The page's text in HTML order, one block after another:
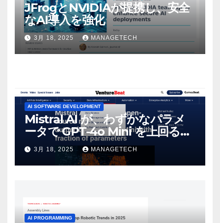
JFrogとNVIDIAが提携し、安全
なAI導入を強化
3月 18, 2025 MANAGETECH
AI SOFTWARE DEVELOPMENT
Mistral AI が、わずかなパラメ
ータで GPT-4o Mini を上回る新
しいオープンソース モデルをリ
リース | VentureBeat
3月 18, 2025 MANAGETECH
AI PROGRAMMING